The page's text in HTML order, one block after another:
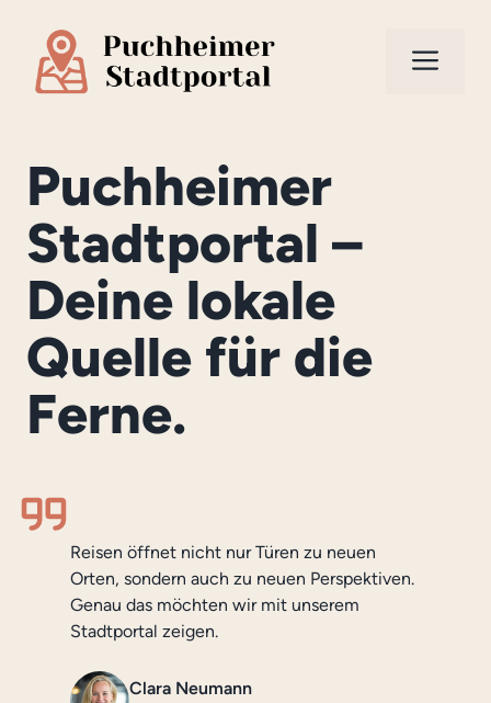
Inhalt
springen
Puchheimer
Stadtportal –
Deine lokale
Quelle für die
Ferne.
Reisen öffnet nicht nur Türen zu neuen
Orten, sondern auch zu neuen Perspektiven.
Genau das möchten wir mit unserem
Stadtportal zeigen.
Clara Neumann